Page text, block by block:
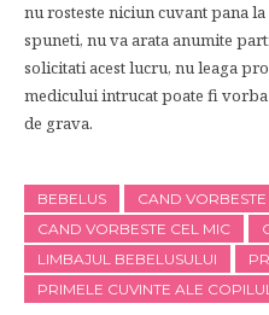
nu rosteste niciun cuvant pana
spuneti, nu va arata anumite
solicitati acest lucru, nu leaga
medicului intrucat poate fi
de grava.
BEBELUS
CAND
CAND VORBESTE CEL MIC
LIMBAJUL BEBELUSULUI
PRIMELE CUVINTE ALE